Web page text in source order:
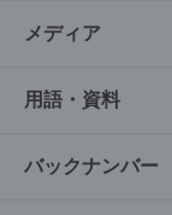
メディア
用語・資料
バックナンバー